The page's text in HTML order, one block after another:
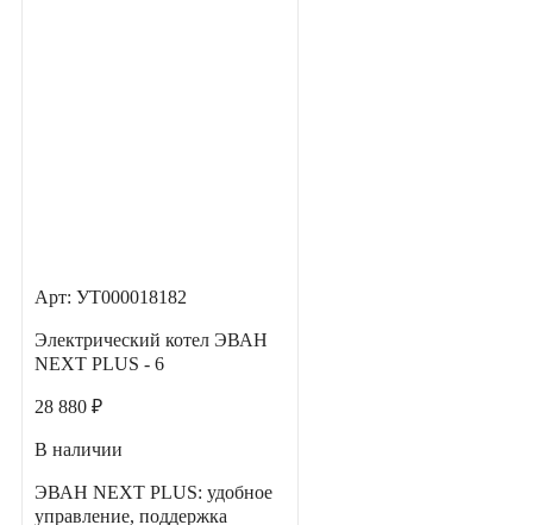
Арт: УТ000018182
Электрический котел ЭВАН
NEXT PLUS - 6
28 880 ₽
В наличии
ЭВАН NEXT PLUS: удобное
управление, поддержка